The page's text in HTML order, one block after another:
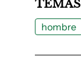
TEMAS
hombre